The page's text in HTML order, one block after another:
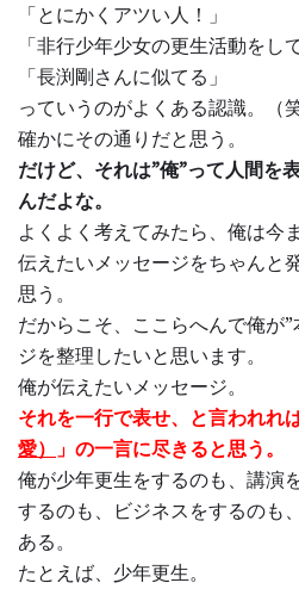
「とにかくアツい人！」
「非行少年少女の更生活動をし
「長渕剛さんに似てる」
っていうのがよくある認識。（笑
確かにその通りだと思う。
だけど、それは”俺”って人間を
んだよな。
よくよく考えてみたら、俺は今
伝えたいメッセージをちゃんと
思う。
だからこそ、ここらへんで俺が
ジを整理したいと思います。
俺が伝えたいメッセージ。
それを一行で表せ、と言われれ
愛）
」の一言に尽きると思う。
俺が少年更生をするのも、講演
するのも、ビジネスをするのも
ある。
たとえば、少年更生。